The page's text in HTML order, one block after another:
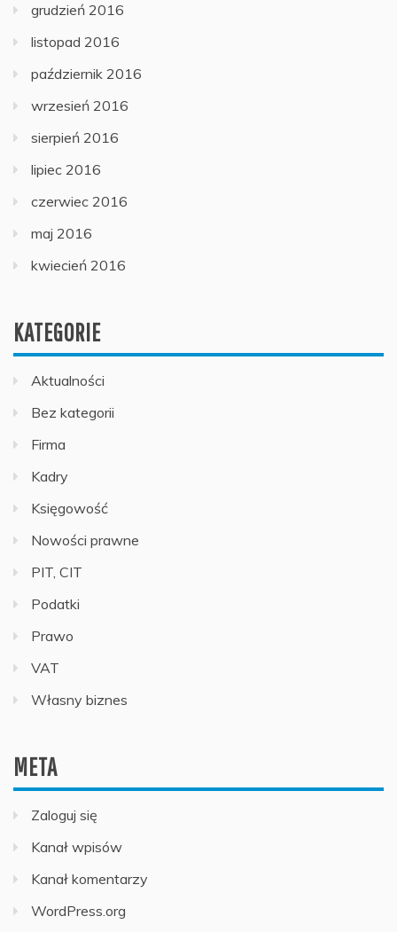
grudzień 2016
listopad 2016
październik 2016
wrzesień 2016
sierpień 2016
lipiec 2016
czerwiec 2016
maj 2016
kwiecień 2016
KATEGORIE
Aktualności
Bez kategorii
Firma
Kadry
Księgowość
Nowości prawne
PIT, CIT
Podatki
Prawo
VAT
Własny biznes
META
Zaloguj się
Kanał wpisów
Kanał komentarzy
WordPress.org